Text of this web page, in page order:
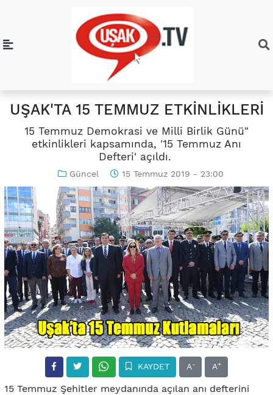
UŞAK'TA 15 TEMMUZ ETKİNLİKLERİ
15 Temmuz Demokrasi ve Milli Birlik Günü"
etkinlikleri kapsamında, '15 Temmuz Anı
Defteri' açıldı.
Güncel 15 Temmuz 2019 - 23:00
KAYDET A- A+
15 Temmuz Şehitler meydanında açılan anı defterini